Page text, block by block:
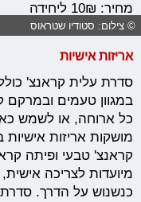
מחיר: 10₪ ליחידה
© צילום: סטודיו שטראוס
אריזות אישיות
סדרת עלית קראנצ'
במגוון טעמים
כל ארוחה, או לשמש
קראנצ' טבעי ופיתה
מיועדות לצריכה
כנשנוש על הדרך.